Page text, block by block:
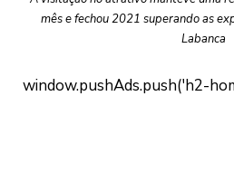
mês e fechou 2021 superando as
Labanca